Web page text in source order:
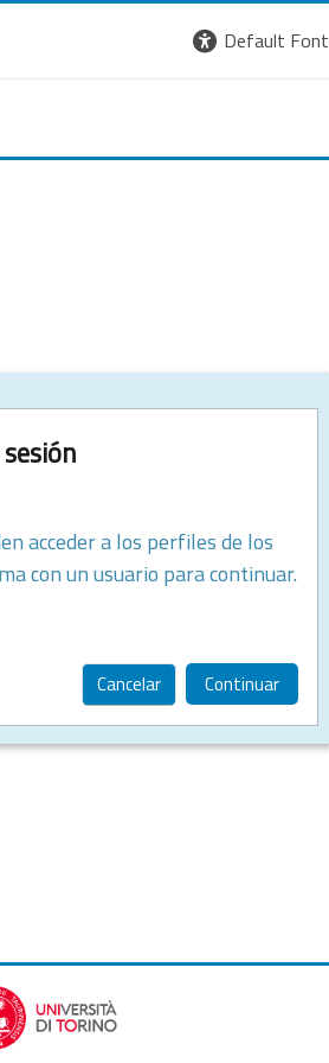
Default Font
acceder a los perfiles de los
con un usuario para continuar.
Cancelar Continuar